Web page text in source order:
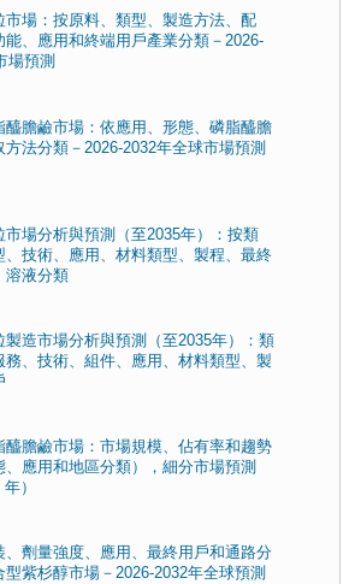
市場：按原料、類型、製造方法、配
能、應用和終端用戶產業分類－2026-
場預測
醯膽鹼市場：依應用、形態、磷脂醯膽
法分類－2026-2032年全球市場預測
市場分析與預測（至2035年）：按類
、技術、應用、材料類型、製程、最終
溶液分類
製造市場分析與預測（至2035年）：類
務、技術、組件、應用、材料類型、製
醯膽鹼市場：市場規模、佔有率和趨勢
、應用和地區分類），細分市場預測
）
、劑量強度、應用、最終用戶和通路分
紫杉醇市場－2026-2032年全球預測